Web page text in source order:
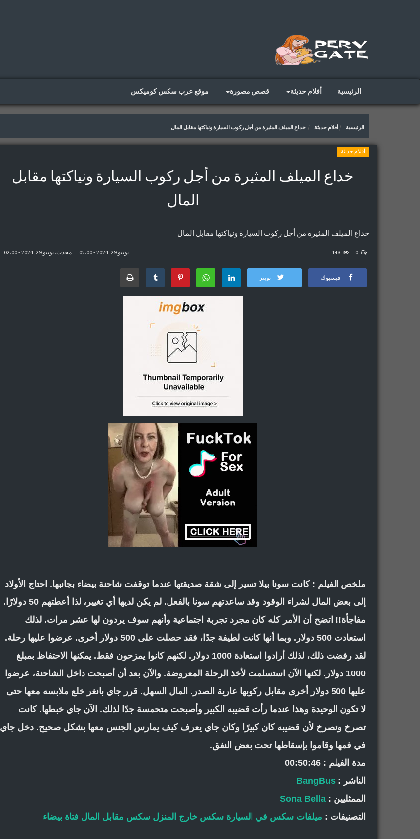
الرئيسية أفلام حديثة قصص مصورة موقع عرب سكس كوميكس
الرئيسية أفلام حديثة خداع الميلف المثيرة من أجل ركوب السيارة ونياكتها مقابل المال
أفلام حديثة
خداع الميلف المثيرة من أجل ركوب السيارة ونياكتها مقابل
المال
خداع الميلف المثيرة من أجل ركوب السيارة ونياكتها مقابل المال
يونيو 29, 2024 - 02:00 محدث: يونيو 29, 2024 - 02:00 0
148
فيسبوك تويتر
ملخص الفيلم : كانت سونا بيلا تسير إلى شقة صديقتها عندما توقفت شاحنة بيضاء بجانبها. احتاج الأولاد
إلى بعض المال لشراء الوقود وقد ساعدتهم سونا بالفعل. لم يكن لديها أي تغيير، لذا أعطتهم 50 دولارًا.
مفاجأة!! اتضح أن الأمر كله كان مجرد تجربة اجتماعية وأنهم سوف يردون لها عشر مرات. لذلك
استعادت 500 دولار. وبما أنها كانت لطيفة جدًا، فقد حصلت على 500 دولار أخرى. عرضوا عليها رحلة.
لقد رفضت ذلك، لذلك أرادوا استعادة 1000 دولار. لكنهم كانوا يمزحون فقط. يمكنها الاحتفاظ بمبلغ
1000 دولار. لكنها الآن استسلمت لأخذ الرحلة المعروضة. والآن بعد أن أصبحت داخل الشاحنة، عرضوا
عليها 500 دولار أخرى مقابل ركوبها عارية الصدر. المال السهل. قرر جاي بانغر خلع ملابسه معها حتى
لا تكون الوحيدة وهذا عندما رأت قضيبه الكبير وأصبحت متحمسة جدًا لذلك. الآن جاي خبطها. كانت
تصرخ وتصرخ لأن قضيبه كان كبيرًا وكان جاي يعرف كيف يمارس الجنس معها بشكل صحيح. دخل جاي
في فمها وقاموا بإسقاطها تحت بعض النفق.
مدة الفيلم : 00:50:46
الناشر : BangBus
الممثليين : Sona Bella
التصنيفات : ميلفات سكس في السيارة سكس خارج المنزل سكس مقابل المال فتاة بيضاء